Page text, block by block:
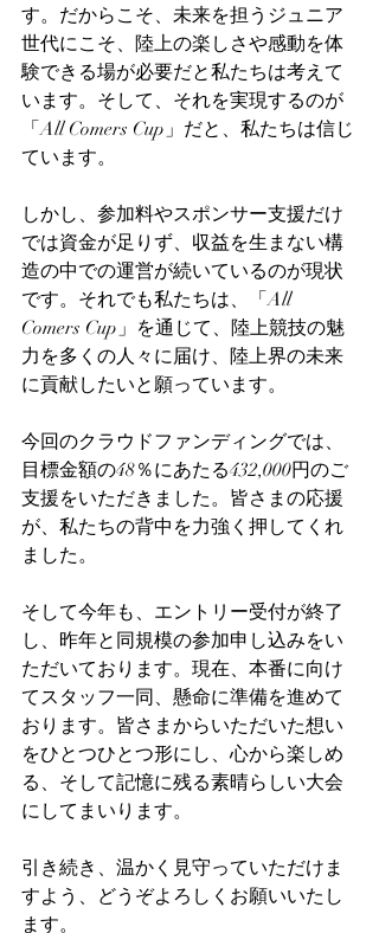
す。だからこそ、未来を担うジュニア
世代にこそ、陸上の楽しさや感動を体
験できる場が必要だと私たちは考えて
います。そして、それを実現するのが
「All Comers Cup」だと、私たちは信じ
ています。
しかし、参加料やスポンサー支援だけ
では資金が足りず、収益を生まない構
造の中での運営が続いているのが現状
です。それでも私たちは、「All
Comers Cup」を通じて、陸上競技の魅
力を多くの人々に届け、陸上界の未来
に貢献したいと願っています。
今回のクラウドファンディングでは、
目標金額の48％にあたる432,000円のご
支援をいただきました。皆さまの応援
が、私たちの背中を力強く押してくれ
ました。
そして今年も、エントリー受付が終了
し、昨年と同規模の参加申し込みをい
ただいております。現在、本番に向け
てスタッフ一同、懸命に準備を進めて
おります。皆さまからいただいた想い
をひとつひとつ形にし、心から楽しめ
る、そして記憶に残る素晴らしい大会
にしてまいります。
引き続き、温かく見守っていただけま
すよう、どうぞよろしくお願いいたし
ます。